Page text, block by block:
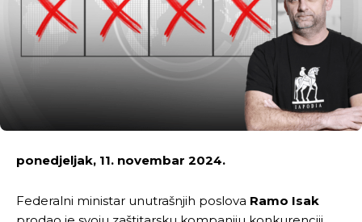
ponedjeljak, 11. novembar 2024.
Federalni ministar unutrašnjih poslova Ramo Isak